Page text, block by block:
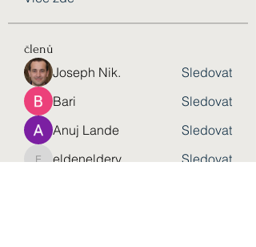
členů
Joseph Nik.
Sledovat
Bari
Sledovat
Anuj Lande
Sledovat
eldeneldery
eldeneldery
Sledovat